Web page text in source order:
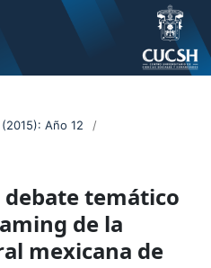
Año 12
/
temático
de la
mexicana de